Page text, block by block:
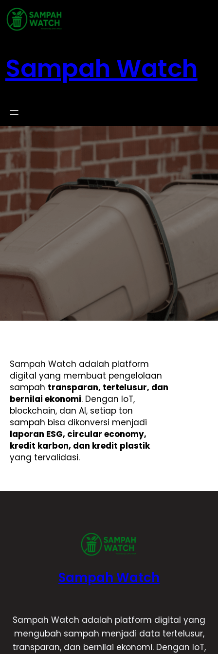
Skip
to
content
Sampah Watch
Sampah Watch adalah platform
digital yang membuat pengelolaan
sampah transparan, tertelusur, dan
bernilai ekonomi. Dengan IoT,
blockchain, dan AI, setiap ton
sampah bisa dikonversi menjadi
laporan ESG, circular economy,
kredit karbon, dan kredit plastik
yang tervalidasi.
Sampah Watch
Sampah Watch adalah platform digital yang
mengubah sampah menjadi data tertelusur,
transparan, dan bernilai ekonomi. Dengan IoT,